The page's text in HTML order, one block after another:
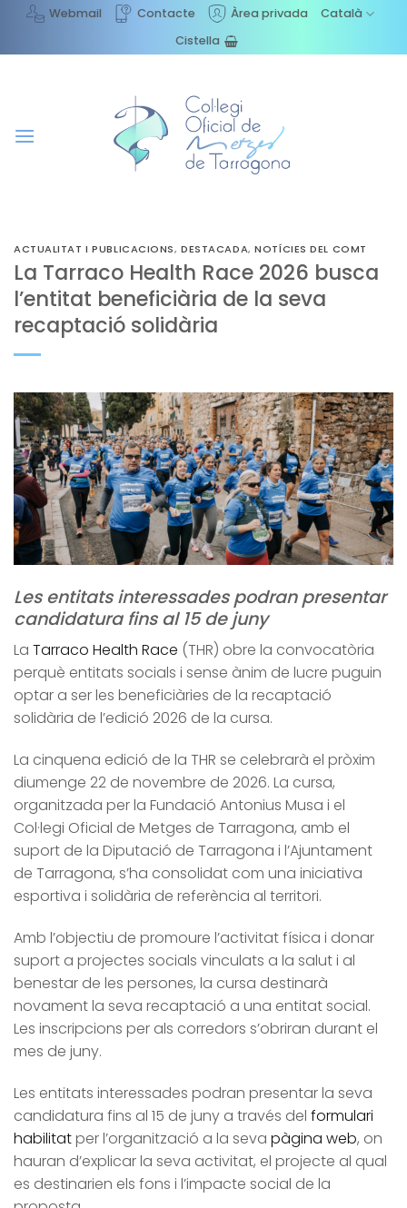
content
Webmail Contacte Àrea privada
Català
Cistella
ACTUALITAT I PUBLICACIONS,DESTACADA,NOTÍCIES DEL COMT
La Tarraco Health Race 2026 busca
l’entitat beneficiària de la seva
recaptació solidària
Les entitats interessades podran presentar
candidatura fins al 15 de juny
La Tarraco Health Race (THR) obre la convocatòria
perquè entitats socials i sense ànim de lucre puguin
optar a ser les beneficiàries de la recaptació
solidària de l’edició 2026 de la cursa.
La cinquena edició de la THR se celebrarà el pròxim
diumenge 22 de novembre de 2026. La cursa,
organitzada per la Fundació Antonius Musa i el
Col·legi Oficial de Metges de Tarragona, amb el
suport de la Diputació de Tarragona i l’Ajuntament
de Tarragona, s’ha consolidat com una iniciativa
esportiva i solidària de referència al territori.
Amb l’objectiu de promoure l’activitat física i donar
suport a projectes socials vinculats a la salut i al
benestar de les persones, la cursa destinarà
novament la seva recaptació a una entitat social.
Les inscripcions per als corredors s’obriran durant el
mes de juny.
Les entitats interessades podran presentar la seva
candidatura fins al 15 de juny a través del formulari
habilitatper l’organització a la seva pàgina web, on
hauran d’explicar la seva activitat, el projecte al qual
es destinarien els fons i l’impacte social de la